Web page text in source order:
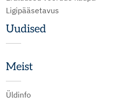
Ligipääsetavus
Uudised
Meist
Üldinfo